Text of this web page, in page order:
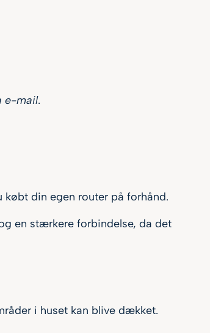
e-mail.
din egen router på forhånd.
en stærkere forbindelse, da det
i huset kan blive dækket.